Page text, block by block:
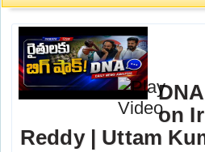
on
Reddy | Uttam